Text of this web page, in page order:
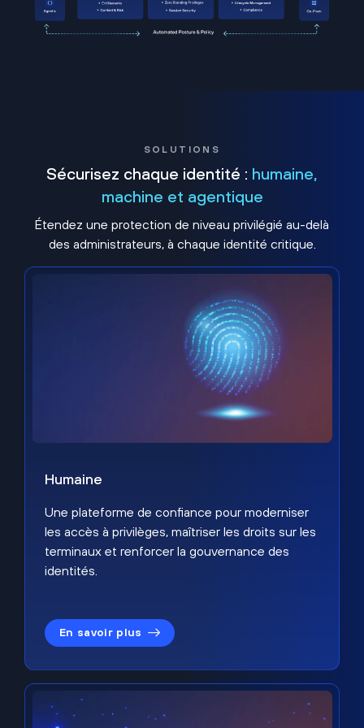
SOLUTIONS
Sécurisez chaque identité : humaine,
machine et agentique
Étendez une protection de niveau privilégié au-delà
des administrateurs, à chaque identité critique.
Humaine
Une plateforme de confiance pour moderniser
les accès à privilèges, maîtriser les droits sur les
terminaux et renforcer la gouvernance des
identités.
En savoir plus